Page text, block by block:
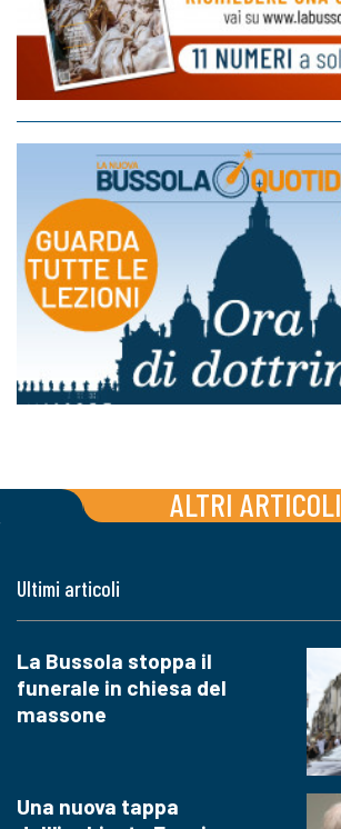
ALTRI ARTICOLI
Ultimi articoli
La Bussola stoppa il
funerale in chiesa del
massone
Una nuova tappa